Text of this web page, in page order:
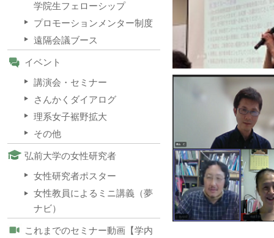
学院生フェローシップ
プロモーションメンター制度
遠隔会議ブース
イベント
講演会・セミナー
さんかくダイアログ
理系女子裾野拡大
その他
弘前大学の女性研究者
女性研究者ポスター
女性教員によるミニ講義（夢
ナビ）
これまでのセミナー動画【学内